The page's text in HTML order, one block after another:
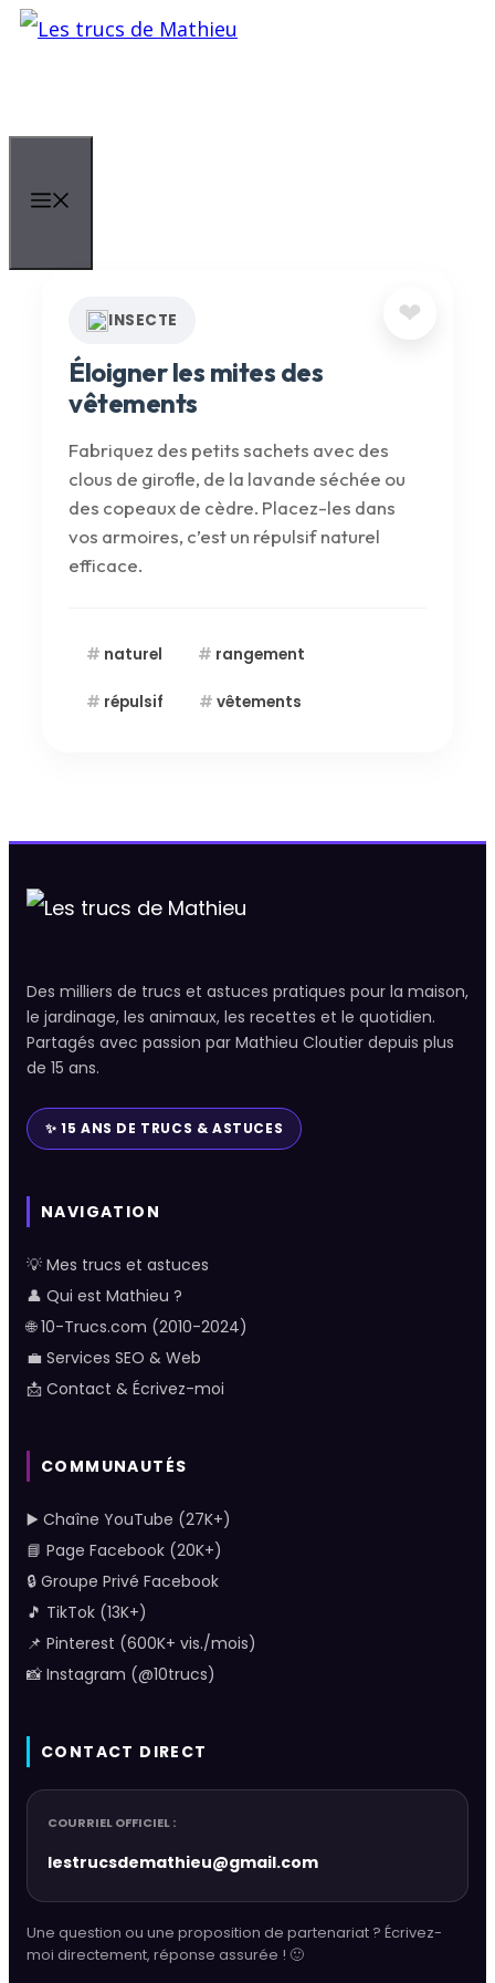
Aller
❤
INSECTE
Éloigner les mites des
vêtements
Fabriquez des petits sachets avec des
clous de girofle, de la lavande séchée ou
des copeaux de cèdre. Placez-les dans
vos armoires, c’est un répulsif naturel
efficace.
naturel rangement
répulsif vêtements
Des milliers de trucs et astuces pratiques pour la maison,
le jardinage, les animaux, les recettes et le quotidien.
Partagés avec passion par Mathieu Cloutier depuis plus
de 15 ans.
✨ 15 ANS DE TRUCS & ASTUCES
NAVIGATION
💡 Mes trucs et astuces
👤 Qui est Mathieu ?
🌐 10-Trucs.com (2010-2024)
💼 Services SEO & Web
📩 Contact & Écrivez-moi
COMMUNAUTÉS
▶️ Chaîne YouTube (27K+)
📘 Page Facebook (20K+)
🔒 Groupe Privé Facebook
🎵 TikTok (13K+)
📌 Pinterest (600K+ vis./mois)
📸 Instagram (@10trucs)
CONTACT DIRECT
COURRIEL OFFICIEL :
lestrucsdemathieu@gmail.com
Une question ou une proposition de partenariat ? Écrivez-
moi directement, réponse assurée ! 🙂